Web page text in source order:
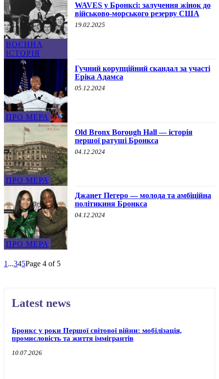
ВОЄННА
ІСТОРІЯ
WAVES у Бронксі: залучення жінок до
військово-морського резерву США
19.02.2025
ПРО МЕРА
Гучний корупційний скандал за участі
Еріка Адамса
05.12.2024
ПРО МЕРА
Old Bronx Borough Hall — історія
першої ратуші Бронкса
04.12.2024
ПРО МЕРА
Джанет Пегеро — молода та амбіційна
політикиня Бронкса
04.12.2024
1 ...345Page 4 of 5
Latest news
Бронкс у роки Першої світової війни: мобілізація,
промисловість та життя іммігрантів
10.07.2026